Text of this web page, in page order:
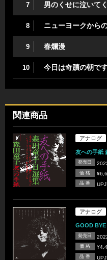
7 男のくせに泣いて
8 ニューヨークから
9 春爛漫
10 今日は奇蹟の朝で
関連商品
アナログ
友への手紙
発売日
価 格
品 番
アナログ
GOOD
発売日
価 格
品 番